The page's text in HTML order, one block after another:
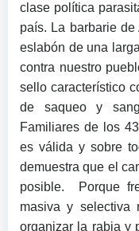
clase política
país. La barbarie
eslabón de una
contra nuestro
sello característico
de saqueo y
Familiares de los
es válida y sobre
demuestra que el
posible. Porque
masiva y
organizar la rabia y